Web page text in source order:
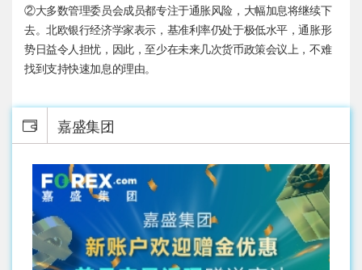
②大多数管理委员会成员都专注于通胀风险，大幅加息将继续下
去。北欧银行经济学家表示，基准利率仍处于极低水平，通胀形
势日益令人担忧，因此，至少在未来几次货币政策会议上，不难
找到支持快速加息的理由。
嘉盛集团